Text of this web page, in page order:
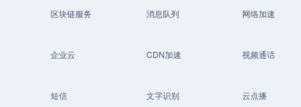
区块链服务 消息队列
网络加速
企业云 CDN加速
视频通话
短信 文字识别
云点播